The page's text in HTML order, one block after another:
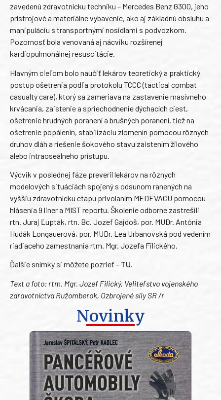
zavedenú zdravotnícku techniku – Mercedes Benz G300, jeho
prístrojové a materiálne vybavenie, ako aj základnú obsluhu a
manipuláciu s transportnými nosidlami s podvozkom.
Pozornosť bola venovaná aj nácviku rozšírenej
kardiopulmonálnej resuscitácie.
Hlavným cieľom bolo naučiť lekárov teoretický a praktický
postup ošetrenia podľa protokolu TCCC (tactical combat
casualty care), ktorý sa zameriava na zastavenie masívneho
krvácania, zaistenie a spriechodnenie dýchacích ciest,
ošetrenie hrudných poranení a brušných poranení, tiež na
ošetrenie popálenín, stabilizáciu zlomenín pomocou rôznych
druhov dláh a riešenie šokového stavu zaistením žilového
alebo intraoseálneho prístupu.
Výcvik v poslednej fáze preveril lekárov na rôznych
modelových situáciách spojený s odsunom ranených na
vyššiu zdravotnícku etapu privolaním MEDEVACU pomocou
hlásenia 9 liner a MIST reportu. Školenie odborne zastrešili
rtn. Juraj Ľupták, rtn. Bc. Jozef Gajdoš, por. MUDr. Antónia
Hudák Longauerová, por. MUDr. Lea Urbanovská pod vedením
riadiaceho zamestnania rtm. Mgr. Jozefa Filického.
Ďalšie snímky si môžete pozrieť – TU.
Text a foto: rtm. Mgr. Jozef Filický, Veliteľstvo vojenského
zdravotníctva Ružomberok, Ozbrojené sily SR /r
Novinky